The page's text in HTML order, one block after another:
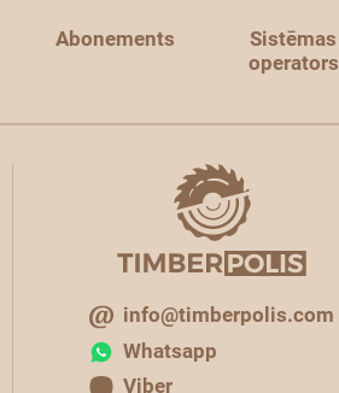
Abonements
Sistēmas
operators
info@timberpolis.com
Whatsapp
Viber